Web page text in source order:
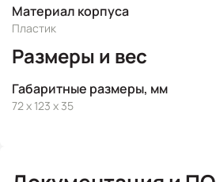
Материал корпуса
Пластик
Размеры и вес
Габаритные размеры, мм
72 x 123 x 35